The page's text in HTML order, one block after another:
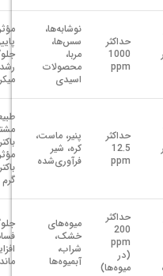
حداکثر
1000
ppm
نوشابه‌ها،
سس‌ها،
مربا،
محصولات
اسیدی
حداکثر
12.5
ppm
پنیر، ماست،
کره، شیر
فرآوری‌شده
حداکثر
200
ppm
(در
میوه‌ها)
میوه‌های
خشک،
شراب،
آبمیوه‌ها